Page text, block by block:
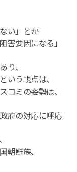
い」とか
害要因になる」
り、
いう視点は、
コミの姿勢は、
府の対応に呼応
朝鮮族、